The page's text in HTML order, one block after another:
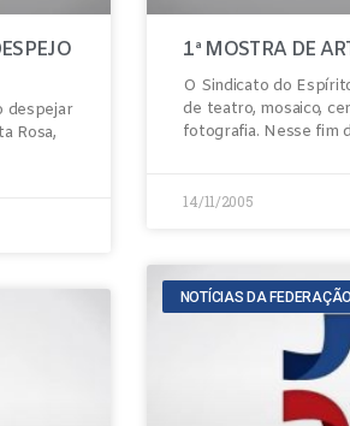
despejar
Rosa,
1ª MOSTRA DE
O Sindicato do
de teatro, mosaico,
fotografia. Nesse fim
14/11/2005
NOTÍCIAS DA FEDERAÇÃO